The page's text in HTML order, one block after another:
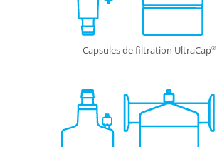
Capsules de filtration UltraCap®